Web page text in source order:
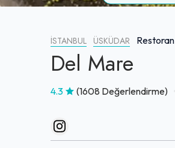
İSTANBUL ÜSKÜDAR Restoran
Del Mare
4.3 (1608 Değerlendirme)